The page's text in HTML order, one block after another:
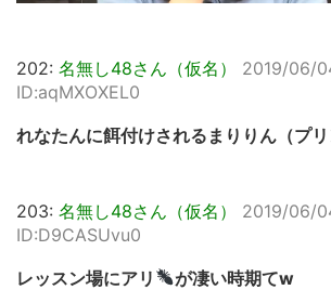
202: 名無し48さん（仮名）
2019/06/
ID:aqMXOXEL0
れなたんに餌付けされるまりりん（プリ
203: 名無し48さん（仮名）
2019/06/
ID:D9CASUvu0
レッスン場にアリ
が凄い時期てw